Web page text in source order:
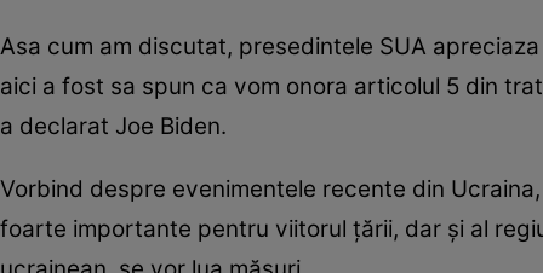
Asa cum am discutat, presedintele SUA
aici a fost sa spun ca vom onora articolul 5 din
a declarat Joe Biden.
Vorbind despre evenimentele recente din
foarte importante pentru viitorul ţării, dar şi al